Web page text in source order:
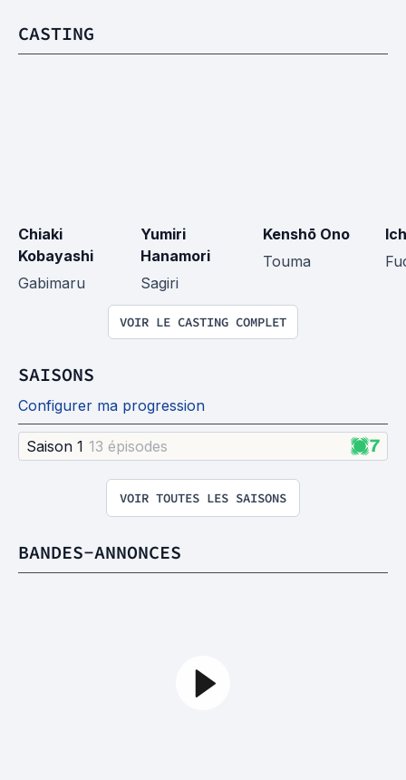
CASTING
Chiaki
Kobayashi
Gabimaru
Yumiri
Hanamori
Sagiri
Kenshō Ono
Touma
VOIR LE CASTING COMPLET
SAISONS
Configurer ma progression
Saison 1 13 épisodes 7
VOIR TOUTES LES SAISONS
BANDES-ANNONCES